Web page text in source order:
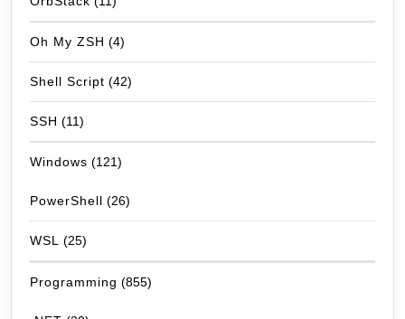
Oh My ZSH (4)
Shell Script (42)
SSH (11)
Windows (121)
PowerShell (26)
WSL (25)
Programming (855)